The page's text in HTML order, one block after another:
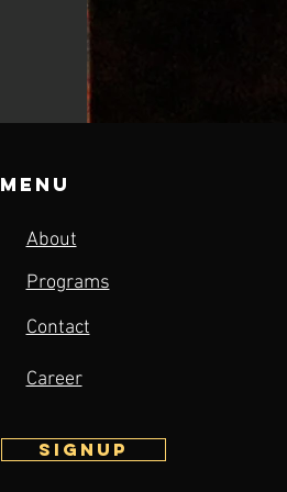
Menu
About
Programs
Contact
Career
Signup